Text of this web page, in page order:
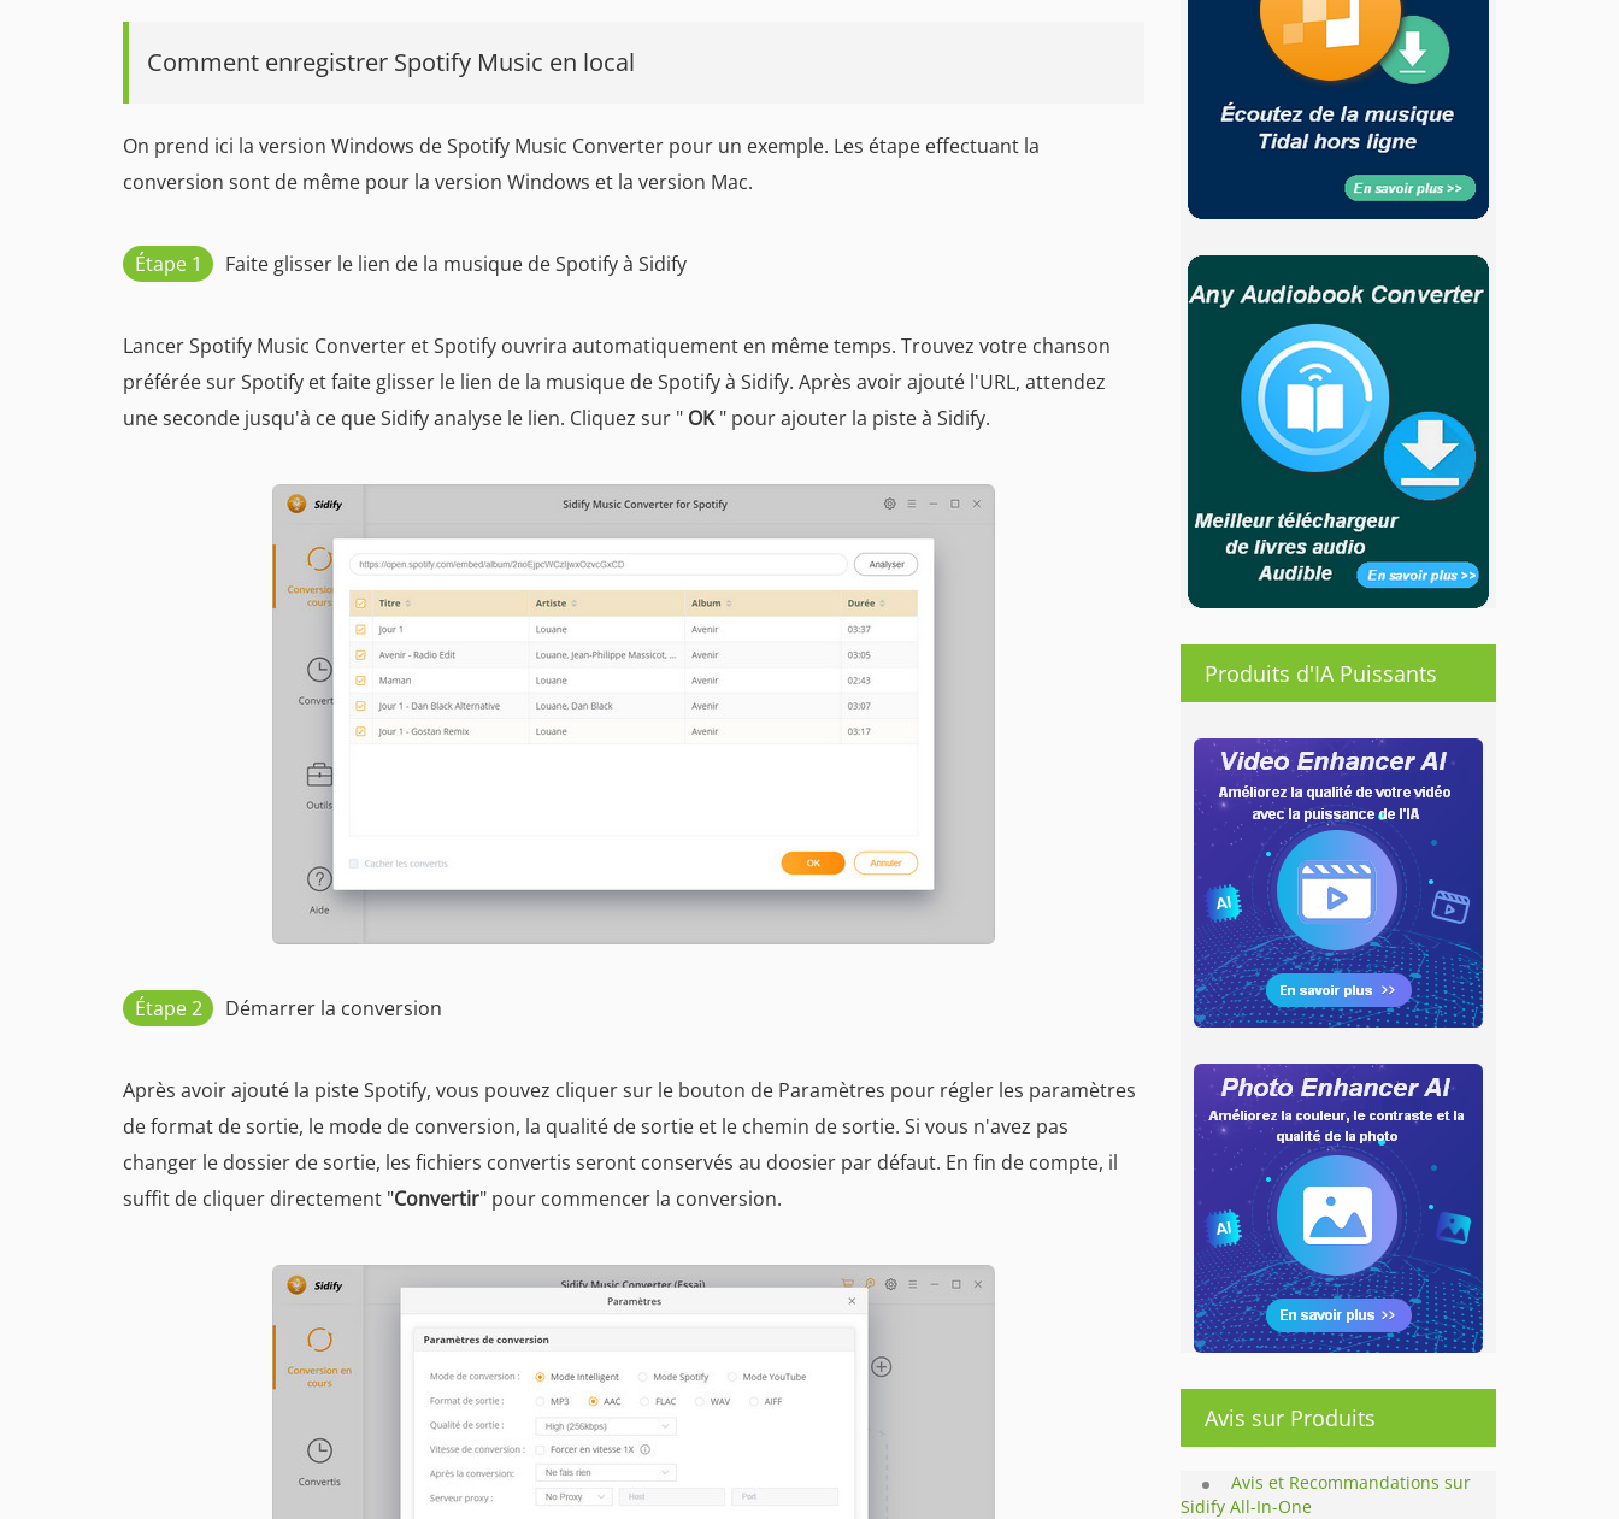
Comment enregistrer Spotify Music en local
On prend ici la version Windows de Spotify Music Converter pour un exemple. Les étape effectuant la
conversion sont de même pour la version Windows et la version Mac.
Étape 1 Faite glisser le lien de la musique de Spotify à Sidify
Lancer Spotify Music Converter et Spotify ouvrira automatiquement en même temps. Trouvez votre chanson
préférée sur Spotify et faite glisser le lien de la musique de Spotify à Sidify. Après avoir ajouté l'URL, attendez
une seconde jusqu'à ce que Sidify analyse le lien. Cliquez sur " OK" pour ajouter la piste à Sidify.
Étape 2 Démarrer la conversion
Après avoir ajouté la piste Spotify, vous pouvez cliquer sur le bouton de Paramètres pour régler les paramètres
de format de sortie, le mode de conversion, la qualité de sortie et le chemin de sortie. Si vous n'avez pas
changer le dossier de sortie, les fichiers convertis seront conservés au doosier par défaut. En fin de compte, il
suffit de cliquer directement "Convertir" pour commencer la conversion.
Produits d'IA Puissants
Avis sur Produits
Avis et Recommandations sur
Sidify All-In-One